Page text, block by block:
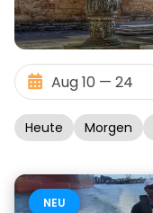
Heute Morgen
NEU